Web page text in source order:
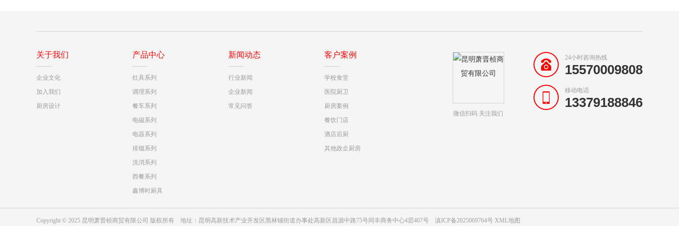
关于我们
企业文化
加入我们
厨房设计
产品中心
灶具系列
调理系列
餐车系列
电磁系列
电器系列
排烟系列
洗消系列
西餐系列
鑫博时厨具
新闻动态
行业新闻
企业新闻
常见问答
客户案例
学校食堂
医院厨卫
厨房案例
餐饮门店
酒店后厨
其他政企厨房
微信扫码 关注我们
24小时咨询热线
15570009808
移动电话
13379188846
Copyright © 2025 昆明萧晋桢商贸有限公司 版权所有 地址：昆明高新技术产业开发区黑林铺街道办事处高新区昌源中路75号同丰商务中心4层407号 滇ICP备2025069764号 XML地图